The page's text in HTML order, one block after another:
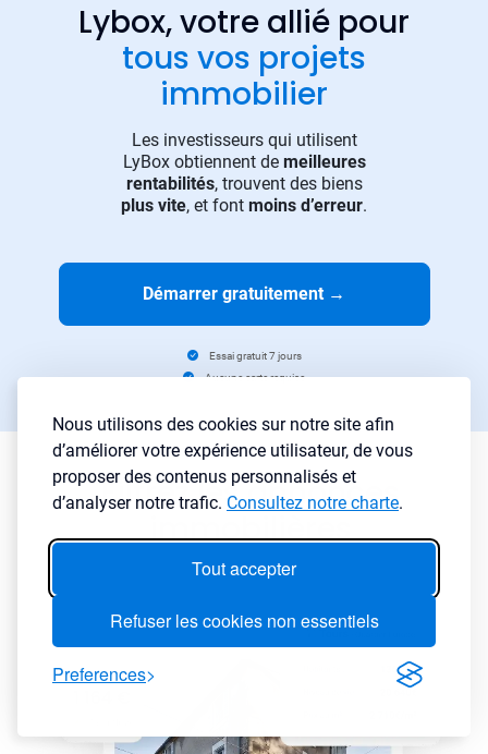
Nous utilisons des cookies sur notre site afin
d’améliorer votre expérience utilisateur, de vous
proposer des contenus personnalisés et
d’analyser notre trafic. Consultez notre charte.
Tout accepter
Refuser les cookies non essentiels
Preferences
Lybox, votre allié pour
tous vos projets
immobilier
Les investisseurs qui utilisent
LyBox obtiennent de meilleures
rentabilités, trouvent des biens
plus vite, et font moins d’erreur.
Démarrer gratuitement →
Essai gratuit 7 jours
Aucune carte requise
Filtrez les annonces
immobilières